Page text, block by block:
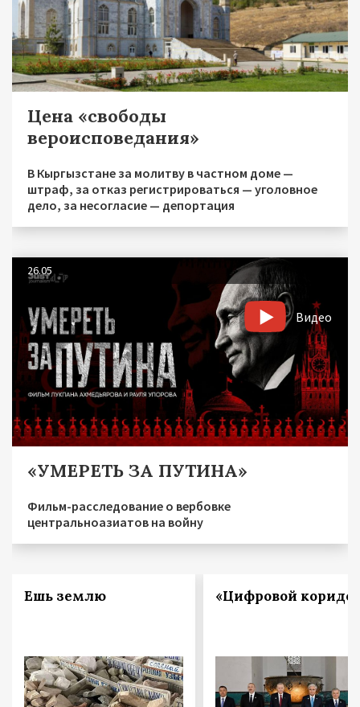
Цена «свободы
вероисповедания»
В Кыргызстане за молитву в частном доме —
штраф, за отказ регистрироваться — уголовное
дело, за несогласие — депортация
26.05
Видео
«УМЕРЕТЬ ЗА ПУТИНА»
Фильм-расследование о вербовке
центральноазиатов на войну
Ешь землю «Цифровой